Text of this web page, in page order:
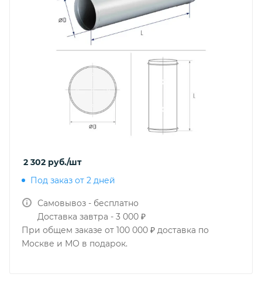
2 302 руб./шт
Под заказ от 2 дней
Самовывоз - бесплатно
Доставка завтра - 3 000 ₽
При общем заказе от 100 000 ₽ доставка по
Москве и МО в подарок.